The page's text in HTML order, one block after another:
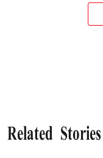
Related Stories